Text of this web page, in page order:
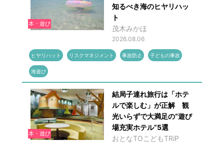
本・遊び
知るべき海のヒヤリハッ
ト
茂木みかほ
2026.08.06
ヒヤリハット リスクマネジメント 事故防止 子どもの事故
海遊び
本・遊び
結局子連れ旅行は「ホテ
ルで楽しむ」が正解 観
光いらずで大満足の“遊び
場充実ホテル”5選
おとなTOこどもTRiP